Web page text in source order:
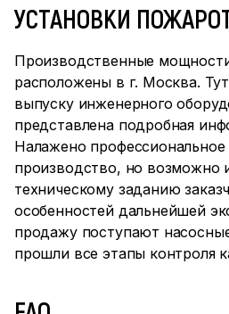
УСТАНОВКИ
Производственные
расположены в г. Москва.
выпуску инженерного
представлена подробная
Налажено профессиональное
производство, но возможно
техническому заданию
особенностей дальнейшей
продажу поступают
прошли все этапы контроля